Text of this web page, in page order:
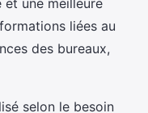
une meilleure
liées au
des bureaux,
selon le besoin